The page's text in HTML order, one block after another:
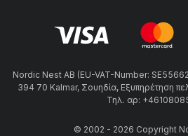
Nordic Nest AB (EU-VAT-Number:
394 70 Kalmar, Σουηδία, Εξυπηρέτηση
Τηλ. αρ:
© 2002 - 2026 Copyright